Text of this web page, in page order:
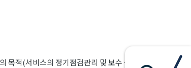
목적(서비스의 정기점검관리 및 보수 등)